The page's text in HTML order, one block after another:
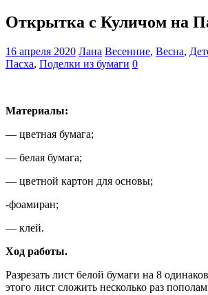
Открытка с Куличом на
16 апреля 2020 Лана Весенние, Весна,
Пасха, Поделки из бумаги 0
Материалы:
— цветная бумага;
— белая бумага;
— цветной картон для основы;
-фоамиран;
— клей.
Ход работы.
Разрезать лист белой бумаги на 8
этого лист сложить несколько раз